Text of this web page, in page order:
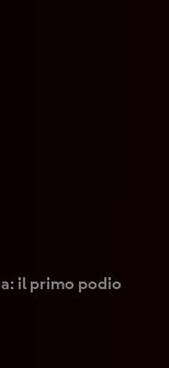
il primo podio